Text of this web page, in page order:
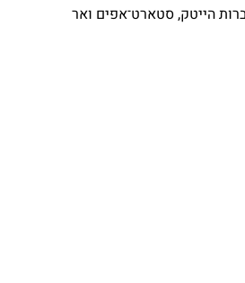
הייטק, סטארט־אפים ואר